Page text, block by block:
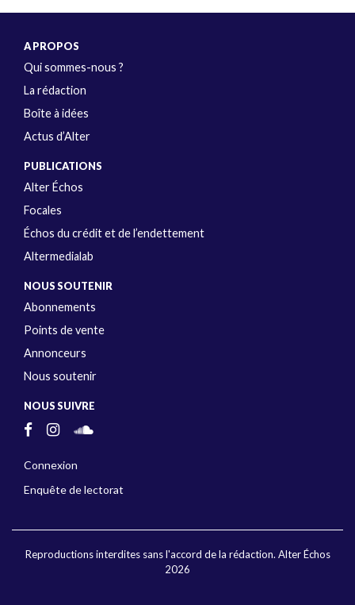
A PROPOS
Qui sommes-nous ?
La rédaction
Boîte à idées
Actus d’Alter
PUBLICATIONS
Alter Échos
Focales
Échos du crédit et de l’endettement
Altermedialab
NOUS SOUTENIR
Abonnements
Points de vente
Annonceurs
Nous soutenir
NOUS SUIVRE
Connexion
Enquête de lectorat
Reproductions interdites sans l'accord de la rédaction. Alter Échos
2026